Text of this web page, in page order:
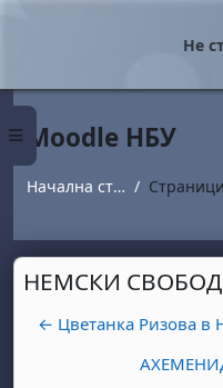
Страничен панел
Не
Moodle НБУ
Начална страница
НЕМСКИ
← Цветанка Ризова в